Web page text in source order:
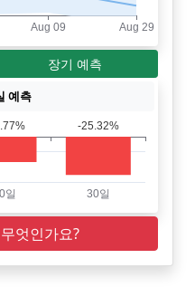
장기 예측
예측
엇인가요?